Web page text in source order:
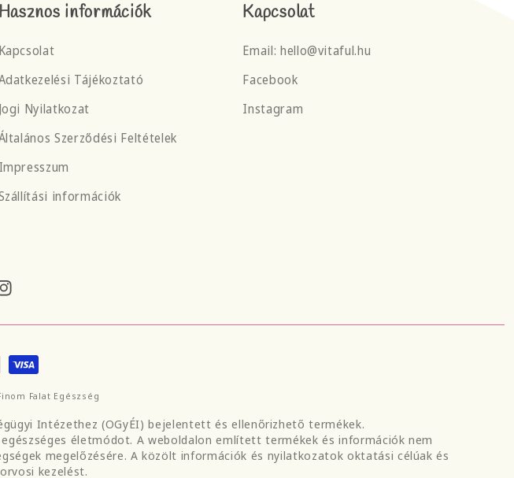
Hasznos információk
Kapcsolat
Tájékoztató
Jogi Nyilatkozat
Szerződési Feltételek
Impresszum
információk
Kapcsolat
Email: hello@vitaful.hu
Facebook
Instagram
Falat Egészség
Intézethez (OGyÉI) bejelentett és ellenőrizhető termékek.
életmódot. A weboldalon említett termékek és információk nem
megelőzésére. A közölt információk és nyilatkozatok oktatási célúak és
kezelést.